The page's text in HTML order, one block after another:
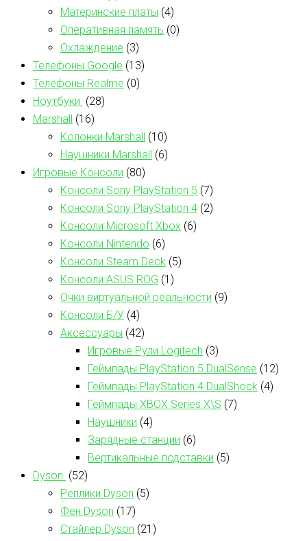
Материнские платы (4)
Оперативная память (0)
Охлаждение (3)
Телефоны Google (13)
Телефоны Realme (0)
Ноутбуки (28)
Marshall (16)
Колонки Marshall (10)
Наушники Marshall (6)
Игровые Консоли (80)
Консоли Sony PlayStation 5 (7)
Консоли Sony PlayStation 4 (2)
Консоли Microsoft Xbox (6)
Консоли Nintendo (6)
Консоли Steam Deck (5)
Консоли ASUS ROG (1)
Очки виртуальной реальности (9)
Консоли Б/У (4)
Аксессуары (42)
Игровые Рули Logitech (3)
Геймпады PlayStation 5 DualSense (12)
Геймпады PlayStation 4 DualShock (4)
Геймпады XBOX Series X\S (7)
Наушники (4)
Зарядные станции (6)
Вертикальные подставки (5)
Dyson (52)
Реплики Dyson (5)
Фен Dyson (17)
Стайлер Dyson (21)